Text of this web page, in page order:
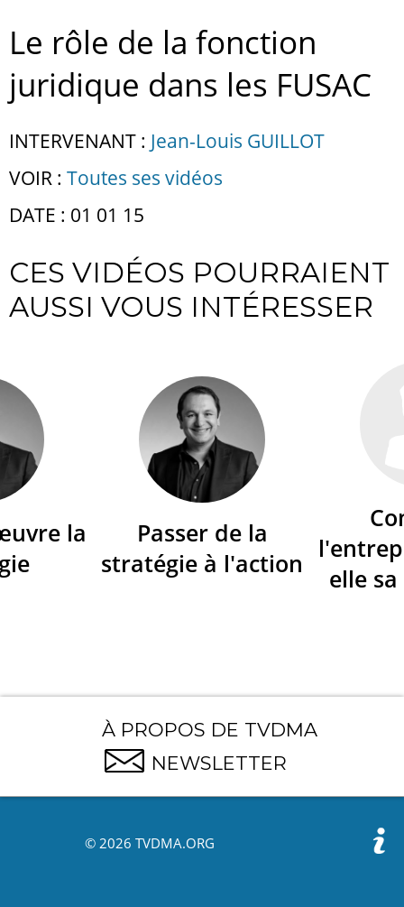
Le rôle de la fonction
juridique dans les FUSAC
INTERVENANT : Jean-Louis GUILLOT
VOIR : Toutes ses vidéos
DATE : 01 01 15
CES VIDÉOS POURRAIENT
AUSSI VOUS INTÉRESSER
la
Passer de la
stratégie à l'action
elle
À PROPOS DE TVDMA
NEWSLETTER
© 2026 TVDMA.ORG